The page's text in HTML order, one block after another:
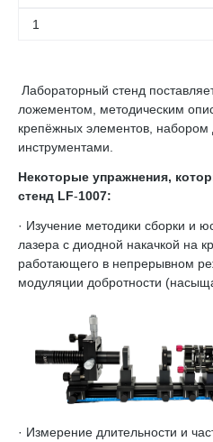
1
Лабораторный стенд
ложементом, методическим
крепёжных элементов, набором
инструментами.
Некоторые упражнения,
стенд LF-1007:
· Изучение методики сборки и
лазера с диодной накачкой на
работающего в непрерывном
модуляции добротности
· Измерение длительности и